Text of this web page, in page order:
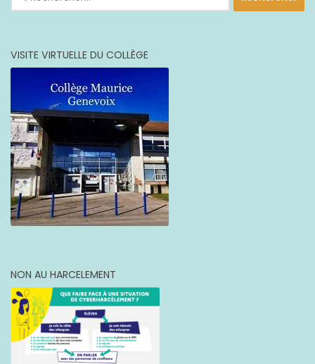
VISITE VIRTUELLE DU COLLÈGE
NON AU HARCELEMENT